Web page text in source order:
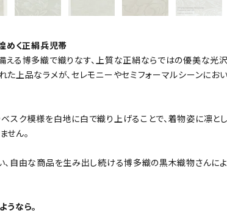
めく正絹兵児帯
える博多織で織りなす、上質な正絹ならではの優美な光沢
た上品なラメが、セレモニーやセミフォーマルシーンにお
スク模様を白地に白で織り上げることで、着物姿に凛と
せん。
、自由な商品を生み出し続ける博多織の黒木織物さんによ
うなら。